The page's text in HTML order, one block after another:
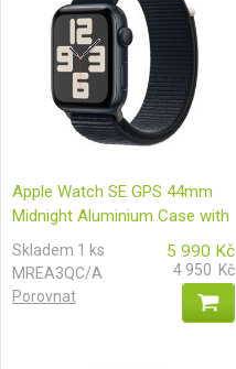
Apple Watch SE GPS 44mm
Midnight Aluminium Case with
Midnight Sport Loop
Skladem 1 ks
MREA3QC/A
Porovnat
5 990 Kč
4 950 Kč